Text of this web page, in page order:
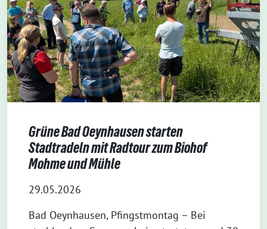
Grüne Bad Oeynhausen starten
Stadtradeln mit Radtour zum Biohof
Mohme und Mühle
29.05.2026
Bad Oeynhausen, Pfingstmontag – Bei